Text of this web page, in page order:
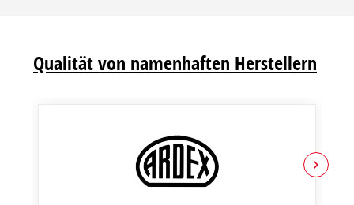
Qualität von namenhaften Herstellern